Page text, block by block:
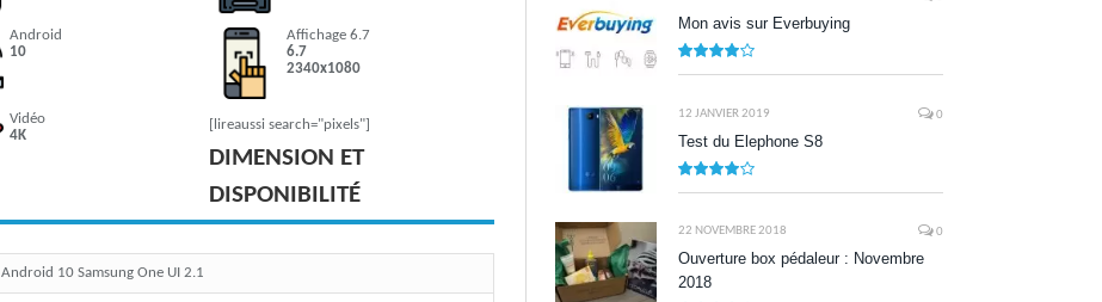
Android
10
Affichage 6.7
6.7
2340x1080
Vidéo
4K
[lireaussi search="pixels"]
DIMENSION ET
DISPONIBILITÉ
Android 10 Samsung One UI 2.1
Mon avis sur Everbuying
12 JANVIER 2019 0
Test du Elephone S8
22 NOVEMBRE 2018 0
Ouverture box pédaleur : Novembre
2018